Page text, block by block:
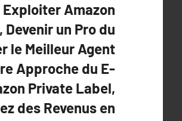
Amazon
un Pro du
le Meilleur Agent
Approche du E-
Private Label,
des Revenus en